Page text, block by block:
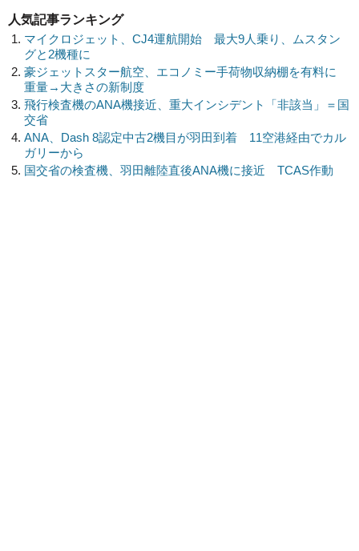
人気記事ランキング
マイクロジェット、CJ4運航開始 最大9人乗り、ムスタン
グと2機種に
豪ジェットスター航空、エコノミー手荷物収納棚を有料に
重量→大きさの新制度
飛行検査機のANA機接近、重大インシデント「非該当」＝国
交省
ANA、Dash 8認定中古2機目が羽田到着 11空港経由でカル
ガリーから
国交省の検査機、羽田離陸直後ANA機に接近 TCAS作動